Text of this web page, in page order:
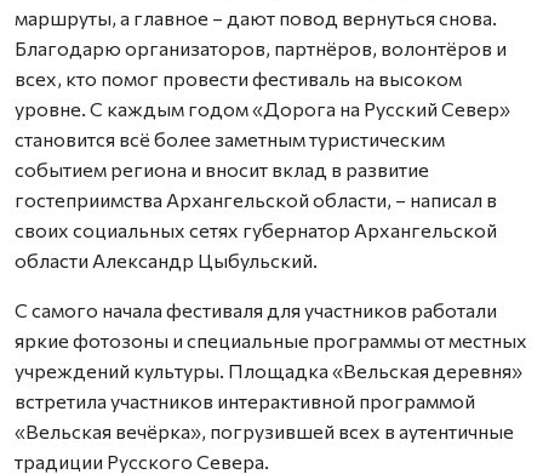
маршруты, а главное – дают повод вернуться снова.
Благодарю организаторов, партнёров, волонтёров и
всех, кто помог провести фестиваль на высоком
уровне. С каждым годом «Дорога на Русский Север»
становится всё более заметным туристическим
событием региона и вносит вклад в развитие
гостеприимства Архангельской области, – написал в
своих социальных сетях губернатор Архангельской
области Александр Цыбульский.
С самого начала фестиваля для участников работали
яркие фотозоны и специальные программы от местных
учреждений культуры. Площадка «Вельская деревня»
встретила участников интерактивной программой
«Вельская вечёрка», погрузившей всех в аутентичные
традиции Русского Севера.